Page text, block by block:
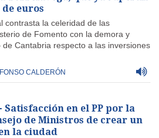
euros
contrasta la celeridad de las
de Fomento con la demora y
Cantabria respecto a las inversiones
CALDERÓN
Satisfacción en el PP por la
de Ministros de crear un
la ciudad